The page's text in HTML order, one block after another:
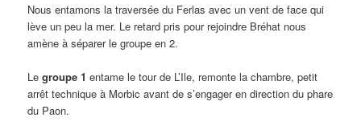
Nous entamons la traversée du Ferlas avec un vent de face qui
lève un peu la mer. Le retard pris pour rejoindre Bréhat nous
amène à séparer le groupe en 2.
Legroupe 1entame le tour de L’Ile, remonte la chambre, petit
arrêt technique à Morbic avant de s’engager en direction du phare
du Paon.